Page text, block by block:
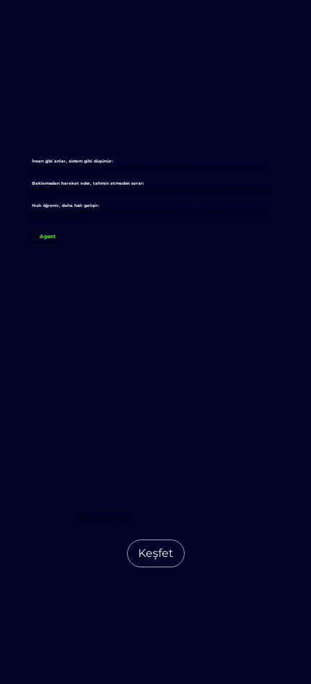
Nasıl Çalışır?
Keşfet
JetAgent
Hakkında
İnsan gibi anlar, sistem gibi düşünür:
JetAgent, basit anahtar kelime eşleştirmenin çok ötesinde, bellek bağlamını ve dil zekasını kullanarak gerçek
zamanlı olarak tüm niyeti kavrar.
Beklemeden hareket eder, tahmin etmeden sorar:
Sistemlerinize bağlanır, kararlar alır ve doğru adımları kendi başına uygulayarak sonuçları hassasiyet ve amaçla
Hızlı öğrenir, daha hızlı gelişir:
JetAgent, her görüşmeyle birlikte gelişerek mantık hızını ve tonunu keskinleştirir ve her kanalda daha akıllı ve
geniş ölçekte hizmet sunar.